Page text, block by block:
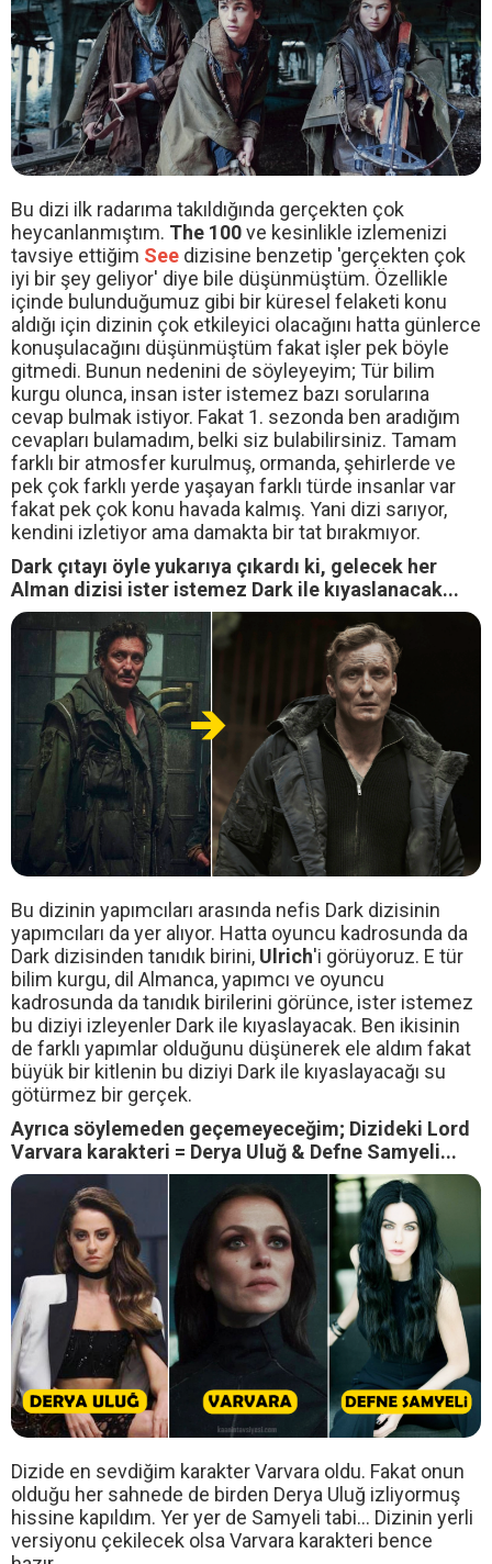
Bu dizi ilk radarıma takıldığında gerçekten çok
heycanlanmıştım. The 100ve kesinlikle izlemenizi
tavsiye ettiğim See dizisine benzetip 'gerçekten çok
iyi bir şey geliyor' diye bile düşünmüştüm. Özellikle
içinde bulunduğumuz gibi bir küresel felaketi konu
aldığı için dizinin çok etkileyici olacağını hatta günlerce
konuşulacağını düşünmüştüm fakat işler pek böyle
gitmedi. Bunun nedenini de söyleyeyim; Tür bilim
kurgu olunca, insan ister istemez bazı sorularına
cevap bulmak istiyor. Fakat 1. sezonda ben aradığım
cevapları bulamadım, belki siz bulabilirsiniz. Tamam
farklı bir atmosfer kurulmuş, ormanda, şehirlerde ve
pek çok farklı yerde yaşayan farklı türde insanlar var
fakat pek çok konu havada kalmış. Yani dizi sarıyor,
kendini izletiyor ama damakta bir tat bırakmıyor.
Dark çıtayı öyle yukarıya çıkardı ki, gelecek her
Alman dizisi ister istemez Dark ile kıyaslanacak...
Bu dizinin yapımcıları arasında nefis Dark dizisinin
yapımcıları da yer alıyor. Hatta oyuncu kadrosunda da
Dark dizisinden tanıdık birini, Ulrich'i görüyoruz. E tür
bilim kurgu, dil Almanca, yapımcı ve oyuncu
kadrosunda da tanıdık birilerini görünce, ister istemez
bu diziyi izleyenler Dark ile kıyaslayacak. Ben ikisinin
de farklı yapımlar olduğunu düşünerek ele aldım fakat
büyük bir kitlenin bu diziyi Dark ile kıyaslayacağı su
götürmez bir gerçek.
Ayrıca söylemeden geçemeyeceğim; Dizideki Lord
Varvara karakteri = Derya Uluğ & Defne Samyeli...
Dizide en sevdiğim karakter Varvara oldu. Fakat onun
olduğu her sahnede de birden Derya Uluğ izliyormuş
hissine kapıldım. Yer yer de Samyeli tabi... Dizinin yerli
versiyonu çekilecek olsa Varvara karakteri bence